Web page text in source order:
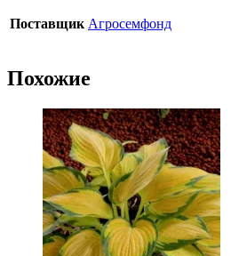
Поставщик Агросемфонд
Похожие